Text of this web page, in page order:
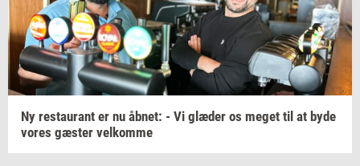
Ny re­stau­rant er nu åbnet: - Vi glæ­der os meget til at byde
vores gæ­ster vel­kom­me